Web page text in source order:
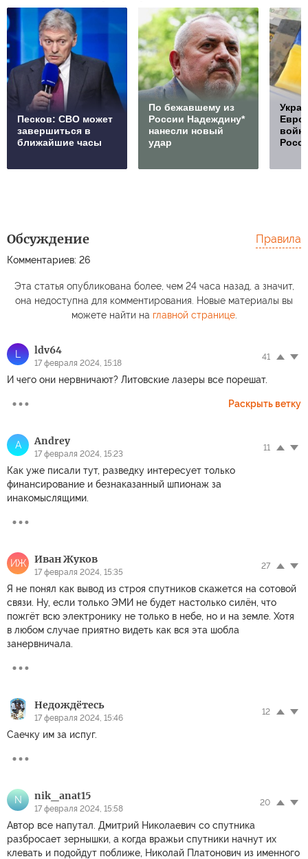
Песков: СВО может
завершиться в
ближайшие часы
По бежавшему из
России Надеждину*
нанесли новый
удар
Обсуждение
Комментариев: 26
Правила
Эта статья опубликована более, чем 24 часа назад, а значит,
она недоступна для комментирования. Новые материалы вы
можете найти на главной странице.
L ldv64
17 февраля 2024, 15:18
41
И чего они нервничают? Литовские лазеры все порешат.
Раскрыть ветку
A Andrey
17 февраля 2024, 15:23
11
Как уже писали тут, разведку интересует только
финансирование и безнаказанный шпионаж за
инакомыслящими.
ИЖ Иван Жуков
17 февраля 2024, 15:35
27
Я не понял как вывод из строя спутников скажется на сотовой
связи. Ну, если только ЭМИ не будет настолько силён, что
пожгёт всю электронику не только в небе, но и на земле. Хотя
в любом случае приятно видеть как вся эта шобла
занервничала.
Недождётесь
17 февраля 2024, 15:46
12
Саечку им за испуг.
N nik_anat15
17 февраля 2024, 15:58
20
Автор все напутал. Дмитрий Николаевич со спутника
разбросает зернышки, а когда вражьи спутники начнут их
клевать и подойдут поближе, Николай Платонович из именного